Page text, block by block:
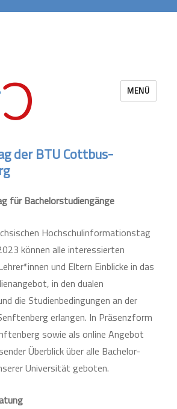
MENÜ
der BTU Cottbus-
für Bachelorstudiengänge
Hochschulinformationstag
können alle interessierten
und Eltern Einblicke in das
in den dualen
die Studienbedingungen an der
erlangen. In Präsenzform
sowie als online Angebot
Überblick über alle Bachelor-
Universität geboten.